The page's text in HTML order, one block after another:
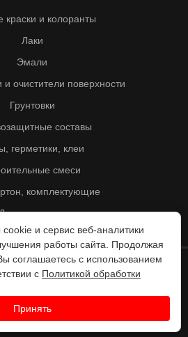
краски и колоранты
Лаки
Эмали
и очистители поверхности
Грунтовки
составы
герметики, клеи
смеси
комплектующие
товары
1995 - 2026
веб-сайта -
и сервис веб-аналитики
работы сайта. Продолжая
соглашаетесь с использованием
с Политикой обработки
Принять